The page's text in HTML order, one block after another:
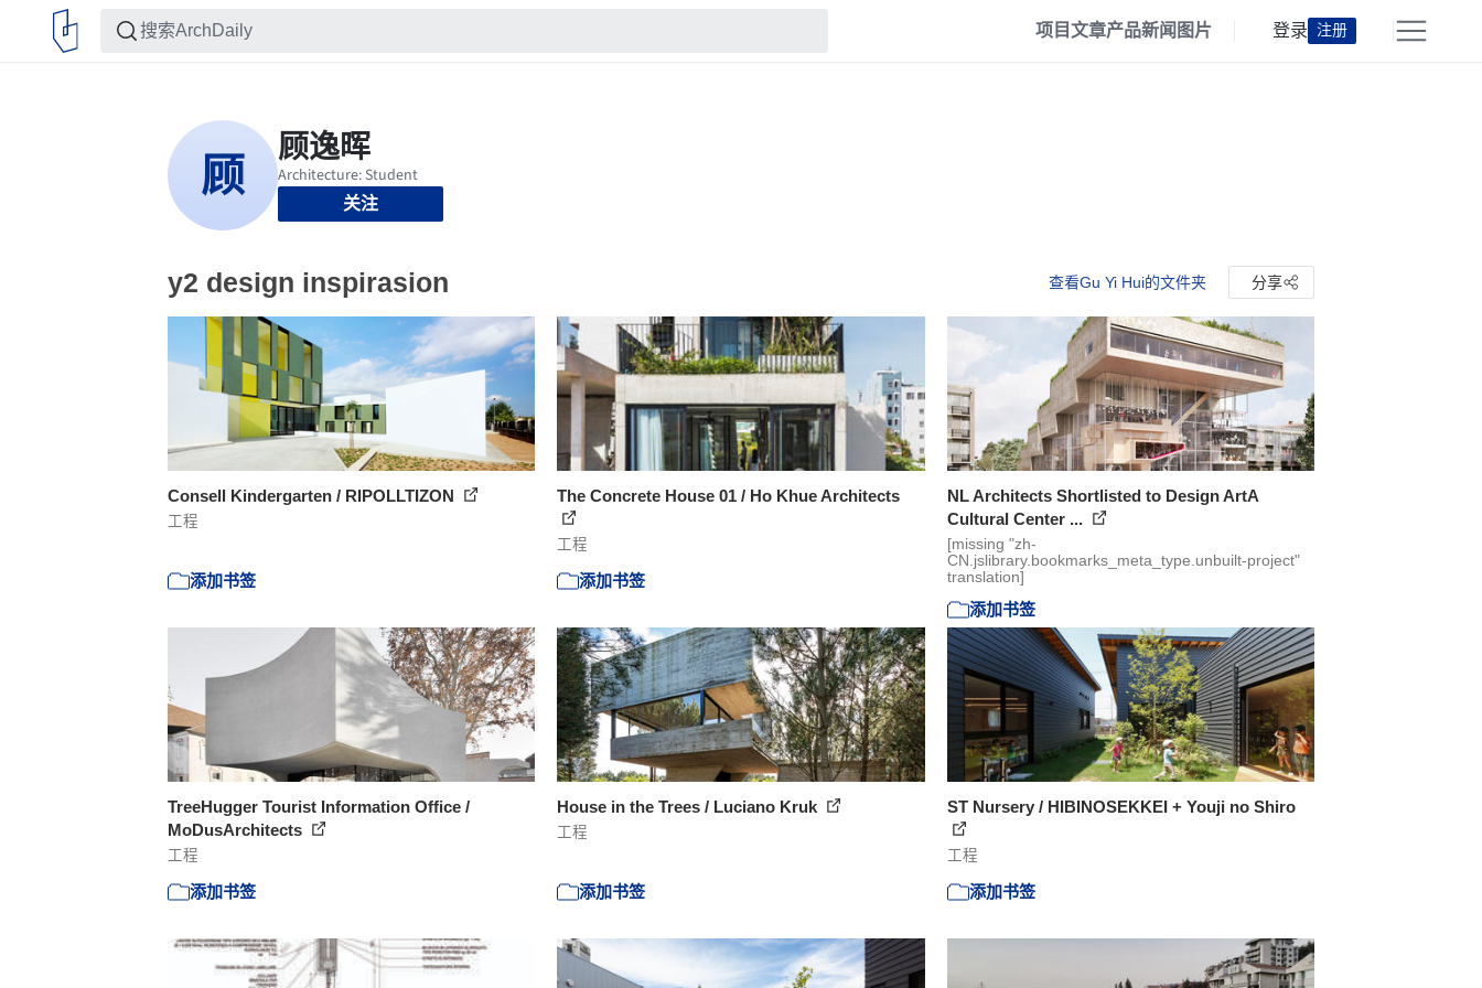
项目文章产品新闻 图片 登录 注册
关注
y2 design inspirasion 查看Gu Yi Hui的文件夹 分享
Consell Kindergarten / RIPOLLTIZON
工程
添加书签
The Concrete House 01 / Ho Khue Architects
工程
添加书签
NL Architects Shortlisted to Design ArtA
Cultural Center ...
[missing "zh-
CN.jslibrary.bookmarks_meta_type.unbuilt-project"
translation]
添加书签
TreeHugger Tourist Information Office /
MoDusArchitects
工程
添加书签
House in the Trees / Luciano Kruk
工程
添加书签
ST Nursery / HIBINOSEKKEI + Youji no Shiro
工程
添加书签